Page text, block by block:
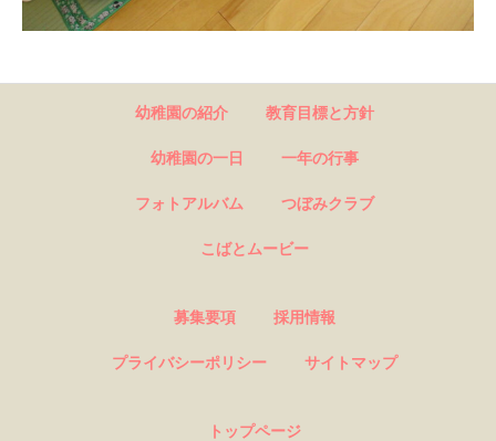
幼稚園の紹介 教育目標と方針
幼稚園の一日 一年の行事
フォトアルバム つぼみクラブ
こばとムービー
募集要項 採用情報
プライバシーポリシー サイトマップ
トップページ